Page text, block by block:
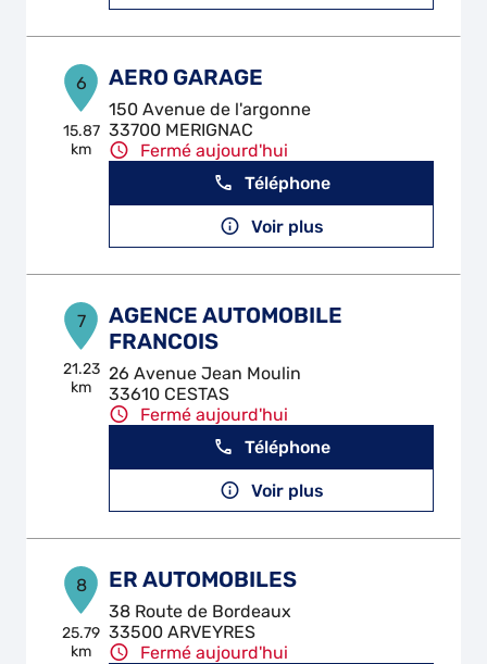
6
15.87
km
AERO GARAGE
150 Avenue de l'argonne
33700 MERIGNAC
Fermé aujourd'hui
Téléphone
Voir plus
7
21.23
km
AGENCE AUTOMOBILE
FRANCOIS
26 Avenue Jean Moulin
33610 CESTAS
Fermé aujourd'hui
Téléphone
Voir plus
8
25.79
km
ER AUTOMOBILES
38 Route de Bordeaux
33500 ARVEYRES
Fermé aujourd'hui